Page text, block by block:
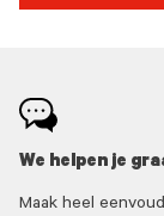
We helpen je
Maak heel